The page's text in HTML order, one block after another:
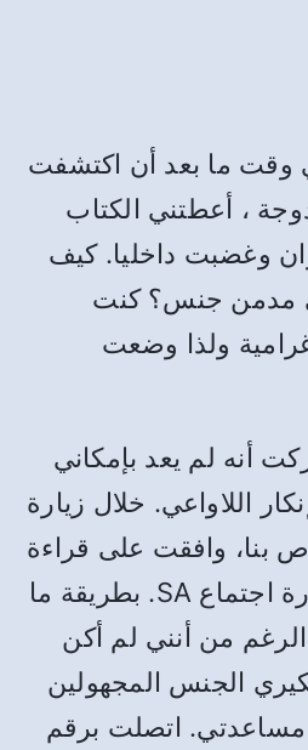
ال 51 ، في وقت ما بعد أن اكتشفت
، أعطتني الكتاب
وغضبت داخليا. كيف
مدمن جنس؟ كنت
ولذا وضعت
أنه لم يعد بإمكاني
اللاواعي. خلال زيارة
بنا، وافقت على قراءة
الكتاب الأبيض وزيارة اجتماع SA. بطريقة ما
من أنني لم أكن
الجنس المجهولين
اتصلت برقم